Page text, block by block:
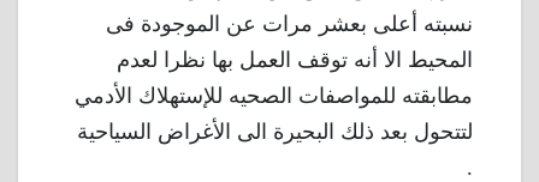
نسبته أعلى بعشر مرات عن الموجودة فى
المحيط الا أنه توقف العمل بها نظرا لعدم
مطابقته للمواصفات الصحيه للإستهلاك الأدمي
لتتحول بعد ذلك البحيرة الى الأغراض السياحية
.